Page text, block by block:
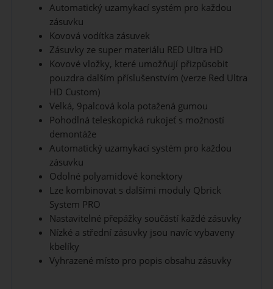
Automatický uzamykací systém pro každou
zásuvku
Kovová vodítka zásuvek
Zásuvky ze super materiálu RED Ultra HD
Kovové vložky, které umožňují přizpůsobit
pouzdra dalším příslušenstvím (verze Red Ultra
HD Custom)
Velká, 9palcová kola potažená gumou
Pohodlná teleskopická rukojeť s možností
demontáže
Automatický uzamykací systém pro každou
zásuvku
Odolné polyamidové konektory
Lze kombinovat s dalšími moduly Qbrick
System PRO
Nastavitelné přepážky součástí každé zásuvky
Nízké a střední zásuvky jsou navíc vybaveny
kbelíky
Vyhrazené místo pro popis obsahu zásuvky